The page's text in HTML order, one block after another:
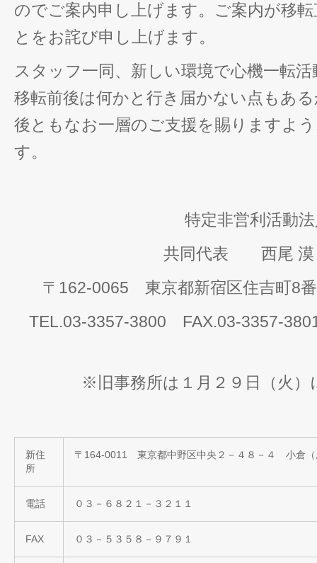
のでご案内申し上げます。ご案内が移
とをお詫び申し上げます。
スタッフ一同、新しい環境で心機一転
移転前後は何かと行き届かない点もあ
後ともなお一層のご支援を賜りますよ
す。
特定非営利活動
共同代表 西尾
〒162-0065 東京都新宿区住吉町8
TEL.03-3357-3800 FAX.03-3357-
※旧事務所は１月２９日（火
新住
所
〒164-0011 東京都中野区中央２－４８－４ 小倉（
電話 ０３－６８２１－３２１１
FAX ０３－５３５８－９７９１